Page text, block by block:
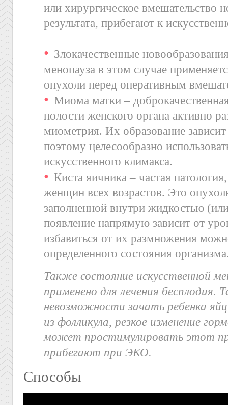
или хирургическое вмешательство
результата, прибегают к
Злокачественные
менопауза в этом случае
опухоли перед оперативным
Миома матки –
полости женского органа активно
миометрия. Их образование
поэтому целесообразно
искусственного климакса.
Киста яичника – частая
женщин всех возрастов. Это
заполненной внутри жидкостью
появление напрямую зависит от
избавиться от их размножения
определенного состояния
Также состояние искусственной
применено для лечения бесплодия.
невозможности зачать ребенка
из фолликула, резкое изменение
может простимулировать этот
прибегают при ЭКО.
Способы